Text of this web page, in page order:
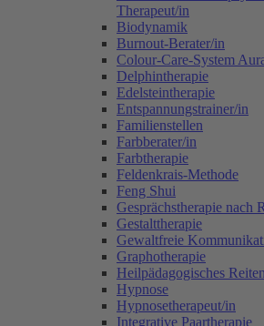
Therapeut/in
Biodynamik
Burnout-Berater/in
Colour-Care-System
Delphintherapie
Edelsteintherapie
Entspannungstrainer/in
Familienstellen
Farbberater/in
Farbtherapie
Feldenkrais-Methode
Feng Shui
Gesprächstherapie nach
Gestalttherapie
Gewaltfreie
Graphotherapie
Heilpädagogisches Reiten
Hypnose
Hypnosetherapeut/in
Integrative Paartherapie